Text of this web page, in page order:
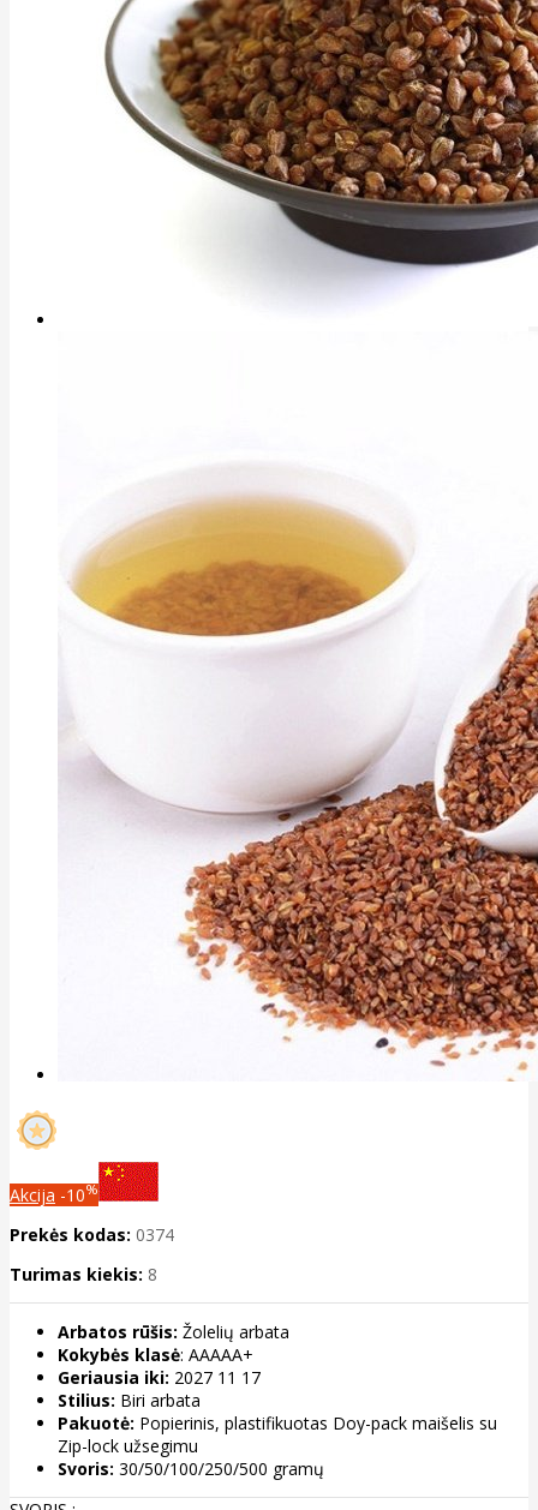
Akcija -10%
Prekės kodas: 0374
Turimas kiekis: 8
Arbatos rūšis: Žolelių arbata
Kokybės klasė: AAAAA+
Geriausia iki: 2027 11 17
Stilius: Biri arbata
Pakuotė: Popierinis, plastifikuotas Doy-pack maišelis su
Zip-lock užsegimu
Svoris: 30/50/100/250/500 gramų